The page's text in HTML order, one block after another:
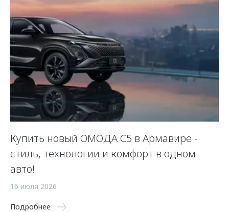
Купить новый ОМОДА С5 в Армавире -
стиль, технологии и комфорт в одном
авто!
16 июля 2026
Подробнее